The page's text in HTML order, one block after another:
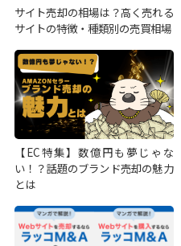
サイト売却の相場は？高く売れる
サイトの特徴・種類別の売買相場
【EC特集】数億円も夢じゃな
い！？話題のブランド売却の魅力
とは